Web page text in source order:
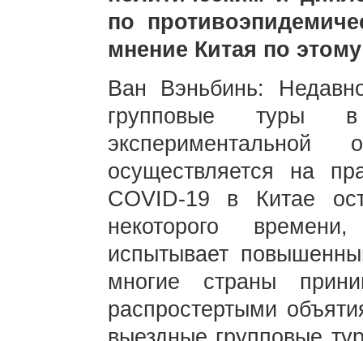
по
мнение Китая по
Ван Вэньбинь:
групповые туры
осуществляется на
COVID-19 в Китае
некоторого
испытывает
многие страны
распростертыми